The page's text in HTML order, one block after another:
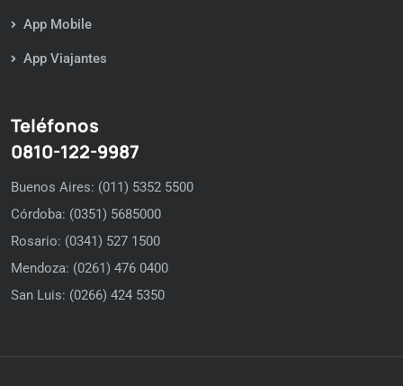
App Mobile
App Viajantes
Teléfonos
0810-122-9987
Buenos Aires: (011) 5352 5500
Córdoba: (0351) 5685000
Rosario: (0341) 527 1500
Mendoza: (0261) 476 0400
San Luis: (0266) 424 5350